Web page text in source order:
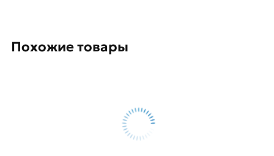
обязательно).
Похожие товары